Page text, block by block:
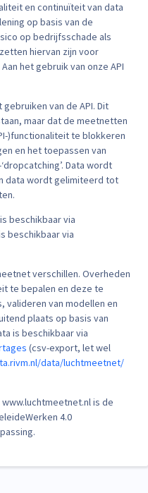
en continuïteit van data
op basis van de
op bedrijfsschade als
hiervan zijn voor
het gebruik van onze API
van de API. Dit
maar dat de meetnetten
)functionaliteit te blokkeren
en het toepassen van
Data wordt
data wordt gelimiteerd tot
beschikbaar via
beschikbaar via
verschillen. Overheden
te bepalen en deze te
valideren van modellen en
plaats op basis van
is beschikbaar via
(csv-export, let wel
data/luchtmeetnet/
is de
4.0